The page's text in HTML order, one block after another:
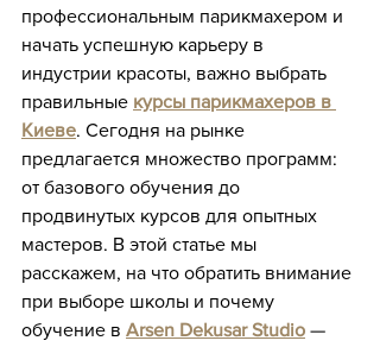
профессиональным парикмахером и
начать успешную карьеру в
индустрии красоты, важно выбрать
правильные курсы парикмахеров в
Киеве. Сегодня на рынке
предлагается множество программ:
от базового обучения до
продвинутых курсов для опытных
мастеров. В этой статье мы
расскажем, на что обратить внимание
при выборе школы и почему
обучение в Arsen Dekusar Studio —